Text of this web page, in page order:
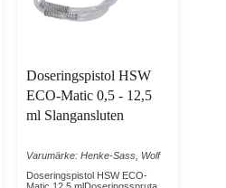
Doseringspistol HSW
ECO-Matic 0,5 - 12,5
ml Slangansluten
Varumärke: Henke-Sass, Wolf
Doseringspistol HSW ECO-